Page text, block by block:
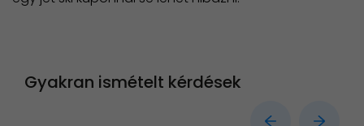
Gyakran ismételt kérdések